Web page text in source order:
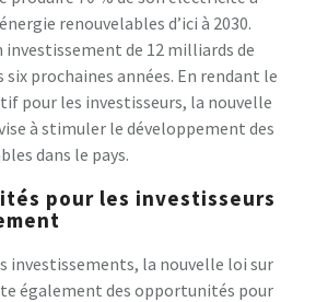
renouvelables d’ici à 2030.
investissement de 12 milliards de
six prochaines années. En rendant le
pour les investisseurs, la nouvelle
à stimuler le développement des
dans le pays.
pour les investisseurs
investissements, la nouvelle loi sur
également des opportunités pour